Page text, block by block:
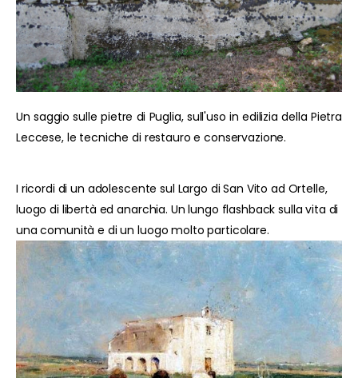
Un saggio sulle pietre di Puglia, sull'uso in edilizia della Pietra
Leccese, le tecniche di restauro e conservazione.
I ricordi di un adolescente sul Largo di San Vito ad Ortelle,
luogo di libertà ed anarchia. Un lungo flashback sulla vita di
una comunità e di un luogo molto particolare.